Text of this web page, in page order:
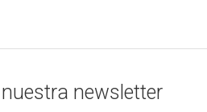
newsletter